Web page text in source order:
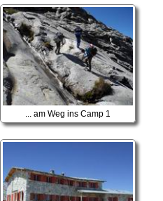
... am Weg ins Camp 1